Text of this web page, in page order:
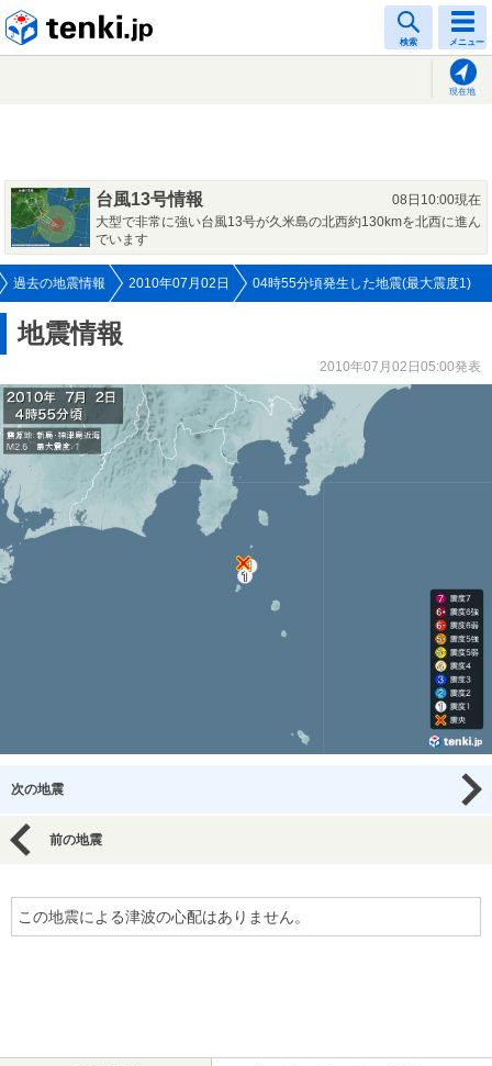
検索 メニュー
現在地
台風13号情報
08日10:00現在
大型で非常に強い台風13号が久米島の北西約130kmを北西に進ん
でいます
過去の地震情報 2010年07月02日 04時55分頃発生した地震(最大震度1)
地震情報
2010年07月02日05:00発表
次の地震
前の地震
この地震による津波の心配はありません。